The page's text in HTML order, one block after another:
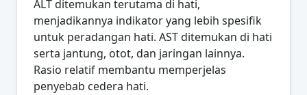
ALT ditemukan terutama di hati,
menjadikannya indikator yang lebih spesifik
untuk peradangan hati. AST ditemukan di hati
serta jantung, otot, dan jaringan lainnya.
Rasio relatif membantu memperjelas
penyebab cedera hati.